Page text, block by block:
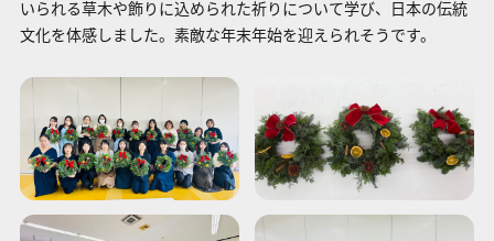
いられる草木や飾りに込められた祈りについて学び、日本の伝統
文化を体感しました。素敵な年末年始を迎えられそうです。